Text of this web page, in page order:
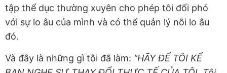
tập thể dục thường xuyên cho phép tôi đối phó
với sự lo âu của mình và có thể quản lý nỗi lo âu
đó.
Và đây là những gì tôi đã làm: "HÃY ĐỂ TÔI KỂ